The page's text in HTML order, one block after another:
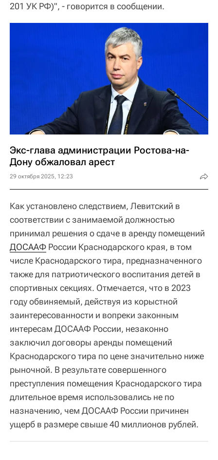
201 УК РФ)", - говорится в сообщении.
Экс-глава администрации Ростова-на-
Дону обжаловал арест
29 октября 2025, 12:23
Как установлено следствием, Левитский в
соответствии с занимаемой должностью
принимал решения о сдаче в аренду помещений
ДОСААФ России Краснодарского края, в том
числе Краснодарского тира, предназначенного
также для патриотического воспитания детей в
спортивных секциях. Отмечается, что в 2023
году обвиняемый, действуя из корыстной
заинтересованности и вопреки законным
интересам ДОСААФ России, незаконно
заключил договоры аренды помещений
Краснодарского тира по цене значительно ниже
рыночной. В результате совершенного
преступления помещения Краснодарского тира
длительное время использовались не по
назначению, чем ДОСААФ России причинен
ущерб в размере свыше 40 миллионов рублей.